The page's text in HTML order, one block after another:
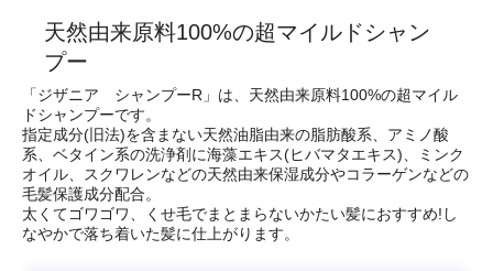
天然由来原料100%の超マイルドシャン
プー
「ジザニア シャンプーR」は、天然由来原料100%の超マイル
ドシャンプーです。
指定成分(旧法)を含まない天然油脂由来の脂肪酸系、アミノ酸
系、ベタイン系の洗浄剤に海藻エキス(ヒバマタエキス)、ミンク
オイル、スクワレンなどの天然由来保湿成分やコラーゲンなどの
毛髪保護成分配合。
太くてゴワゴワ、くせ毛でまとまらないかたい髪におすすめ!し
なやかで落ち着いた髪に仕上がります。